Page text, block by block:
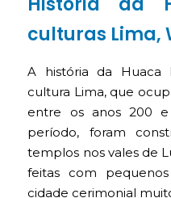
culturas Lima,
A história da Huaca
cultura Lima, que
entre os anos 200
período, foram
templos nos vales de
feitas com
cidade cerimonial